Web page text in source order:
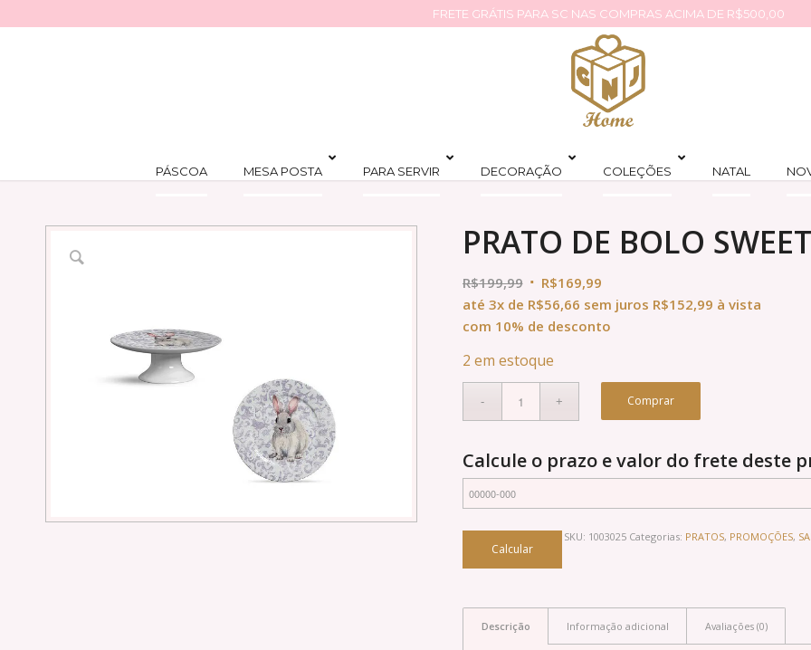
FRETE GRÁTIS PARA SC NAS COMPRAS ACIMA DE R$500,00
PÁSCOA MESA POSTA PARA SERVIR DECORAÇÃO COLEÇÕES NATAL
PRATO DE BOLO
R$199,99 R$169,99
até 3xde R$56,66 sem juros R$152,99 à vista
com 10% de desconto
2 em estoque
Comprar
Calcule o prazo e valor do frete deste
SKU: 1003025 Categorias: PRATOS, PROMOÇÕES,
Descrição Informação adicional Avaliações (0)